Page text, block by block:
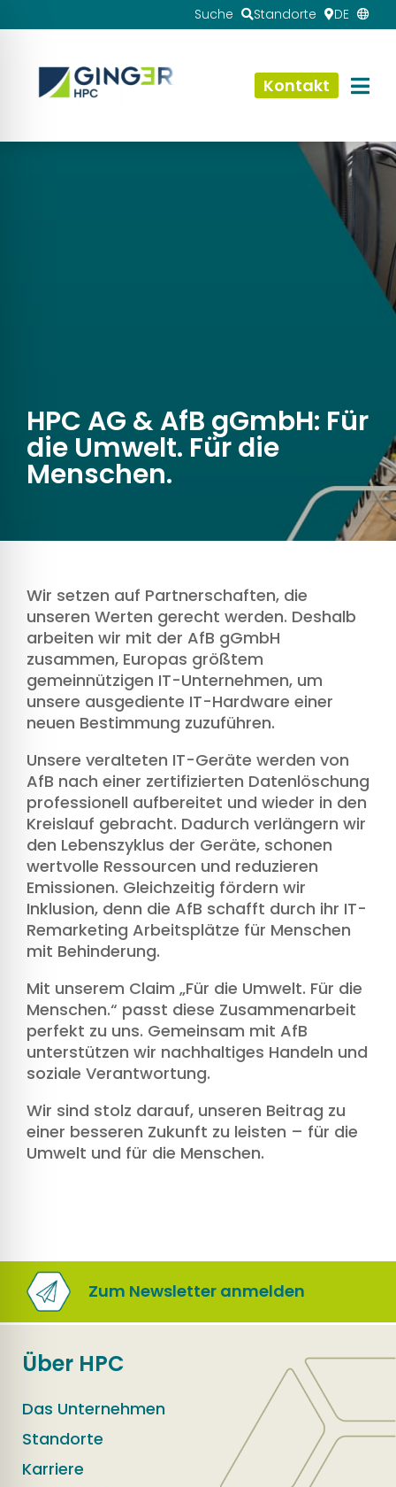
Suche Standorte DE
Kontakt
HPC AG & AfB gGmbH: Für
die Umwelt. Für die
Menschen.
Wir setzen auf Partnerschaften, die
unseren Werten gerecht werden. Deshalb
arbeiten wir mit der AfB gGmbH
zusammen, Europas größtem
gemeinnützigen IT-Unternehmen, um
unsere ausgediente IT-Hardware einer
neuen Bestimmung zuzuführen.
Unsere veralteten IT-Geräte werden von
AfB nach einer zertifizierten Datenlöschung
professionell aufbereitet und wieder in den
Kreislauf gebracht. Dadurch verlängern wir
den Lebenszyklus der Geräte, schonen
wertvolle Ressourcen und reduzieren
Emissionen. Gleichzeitig fördern wir
Inklusion, denn die AfB schafft durch ihr IT-
Remarketing Arbeitsplätze für Menschen
mit Behinderung.
Mit unserem Claim „Für die Umwelt. Für die
Menschen.“ passt diese Zusammenarbeit
perfekt zu uns. Gemeinsam mit AfB
unterstützen wir nachhaltiges Handeln und
soziale Verantwortung.
Wir sind stolz darauf, unseren Beitrag zu
einer besseren Zukunft zu leisten – für die
Umwelt und für die Menschen.
Zum Newsletter anmelden
Über HPC
Das Unternehmen
Standorte
Karriere